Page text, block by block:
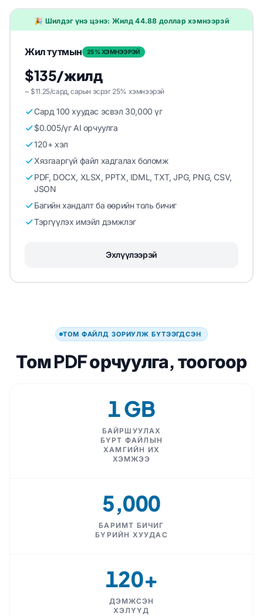
🎉 Шилдэг үнэ цэнэ: Жилд 44.88 доллар хэмнээрэй
Жил тутмын 25% ХЭМНЭЭРЭЙ
$135/жилд
~ $11.25/сард, сарын эсрэг 25% хэмнээрэй
Сард 100 хуудас эсвэл 30,000 үг
$0.005/үг AI орчуулга
120+ хэл
Хязгааргүй файл хадгалах боломж
PDF, DOCX, XLSX, PPTX, IDML, TXT, JPG, PNG, CSV,
JSON
Багийн хандалт ба өөрийн толь бичиг
Тэргүүлэх имэйл дэмжлэг
Эхлүүлээрэй
ТОМ ФАЙЛД ЗОРИУЛЖ БҮТЭЭГДСЭН
Том PDF орчуулга, тоогоор
1 GB
БАЙРШУУЛАХ
БҮРТ ФАЙЛЫН
ХАМГИЙН ИХ
ХЭМЖЭЭ
5,000
БАРИМТ БИЧИГ
БҮРИЙН ХУУДАС
120+
ДЭМЖСЭН
ХЭЛҮҮД